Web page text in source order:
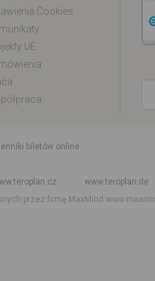
Cookies
UE
Cenniki biletów online
www.teroplan.de
przez firmę MaxMind